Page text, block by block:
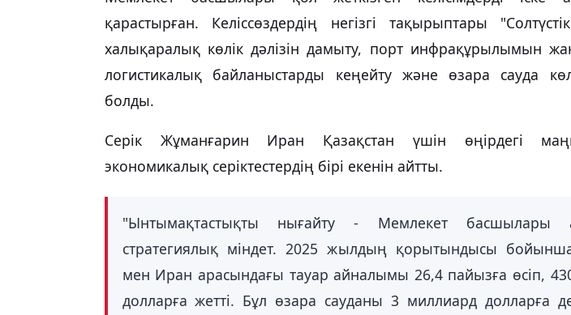
қарастырған. Келіссөздердің негізгі тақырыптары
халықаралық көлік дәлізін дамыту, порт инфрақұрылымын
логистикалық байланыстарды кеңейту және өзара сауда
болды.
Серік Жұманғарин Иран Қазақстан үшін өңірдегі
экономикалық серіктестердің бірі екенін айтты.
"Ынтымақтастықты нығайту - Мемлекет басшылары
стратегиялық міндет. 2025 жылдың қорытындысы
мен Иран арасындағы тауар айналымы 26,4 пайызға өсіп,
долларға жетті. Бұл өзара сауданы 3 миллиард долларға